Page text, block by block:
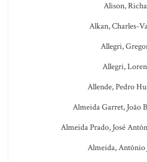
Alison,
Alkan, Charles-
Allegri,
Allegri,
Allende, Pedro
Almeida Garret, João
Almeida Prado, José
Almeida, Antônio